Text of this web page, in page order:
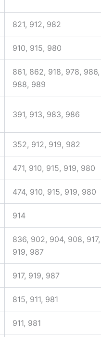
821, 912, 982
910, 915, 980
861, 862, 918, 978, 986,
988, 989
391, 913, 983, 986
352, 912, 919, 982
471, 910, 915, 919, 980
474, 910, 915, 919, 980
914
836, 902, 904, 908, 917,
919, 987
917, 919, 987
815, 911, 981
911, 981